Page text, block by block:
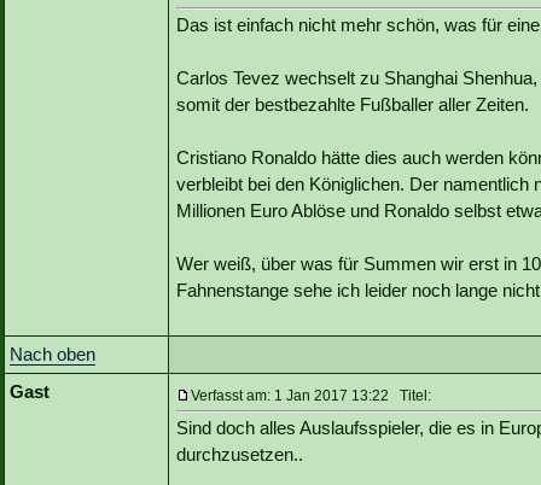
Das ist einfach nicht mehr schön, was für
Carlos Tevez wechselt zu Shanghai
somit der bestbezahlte Fußballer aller Zeiten.
Cristiano Ronaldo hätte dies auch werden
verbleibt bei den Königlichen. Der namentlich
Millionen Euro Ablöse und Ronaldo selbst
Wer weiß, über was für Summen wir erst in
Fahnenstange sehe ich leider noch lange
Nach oben
Gast
Verfasst am: 1 Jan 2017 13:22 Titel:
Sind doch alles Auslaufsspieler, die es in
durchzusetzen..